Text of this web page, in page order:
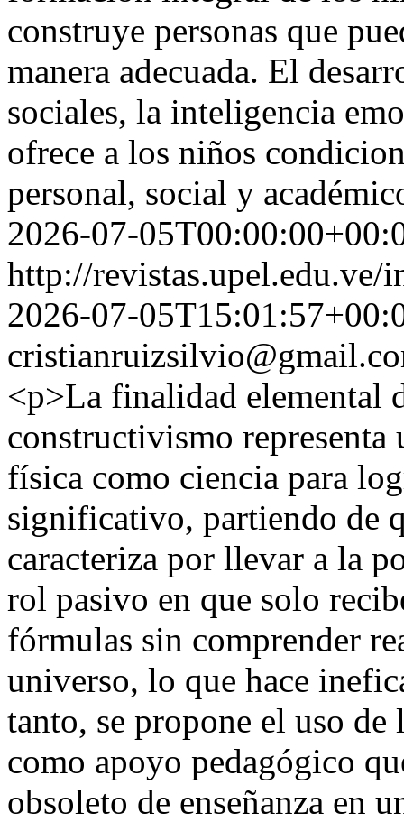
construye personas que
manera adecuada. El
sociales, la inteligencia
ofrece a los niños
personal, social y
2026-07-
http://
2026-07-
<p>La finalidad elemental
constructivismo representa
física como ciencia para
significativo, partiendo de
caracteriza por llevar a la
rol pasivo en que solo
fórmulas sin comprender
universo, lo que hace
tanto, se propone el uso
como apoyo pedagógico
obsoleto de enseñanza en